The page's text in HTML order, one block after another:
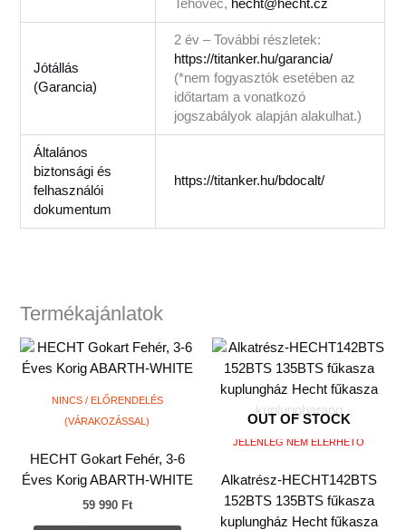
Tehovec, hecht@hecht.cz
Jótállás
(Garancia)
2 év – További részletek:
https://titanker.hu/garancia/
(*nem fogyasztók esetében az
időtartam a vonatkozó
jogszabályok alapján alakulhat.)
Általános
biztonsági és
felhasználói
dokumentum
https://titanker.hu/bdocalt/
Termékajánlatok
NINCS / ELŐRENDELÉS
(VÁRAKOZÁSSAL)
HECHT Gokart Fehér, 3-6
Éves Korig ABARTH-WHITE
59 990 Ft
OUT OF STOCK
JELENLEG NEM ELÉRHETŐ
Alkatrész-HECHT142BTS
152BTS 135BTS fűkasza
kuplungház Hecht fűkasza